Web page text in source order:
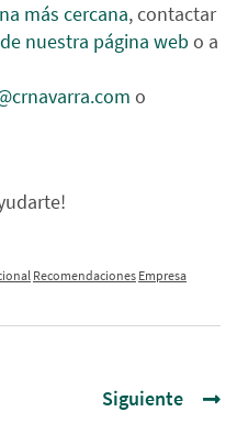
más cercana, contactar
nuestra página webo a
o
Recomendaciones Empresa
Siguiente